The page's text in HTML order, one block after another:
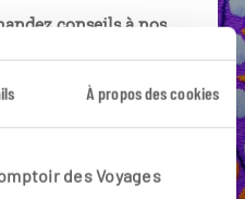
À propos des cookies
des Voyages
conseils à nos
itinéraire au plus
la réalité du pays.
aussi par email ou